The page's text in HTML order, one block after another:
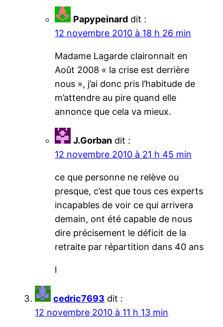
Papypeinard dit :
12 novembre 2010 à 18 h 26 min
Madame Lagarde claironnait en
Août 2008 « la crise est derrière
nous », j’ai donc pris l’habitude de
m’attendre au pire quand elle
annonce que cela va mieux.
J.Gorban dit :
12 novembre 2010 à 21 h 45 min
ce que personne ne relève ou
presque, c’est que tous ces experts
incapables de voir ce qui arrivera
demain, ont été capable de nous
dire précisement le déficit de la
retraite par répartition dans 40 ans
l
cedric7693 dit :
12 novembre 2010 à 11 h 13 min